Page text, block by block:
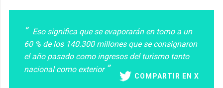
Eso significa que se evaporarán en torno a un
60 % de los 140.300 millones que se consignaron
el año pasado como ingresos del turismo tanto
nacional como exterior
COMPARTIR EN X